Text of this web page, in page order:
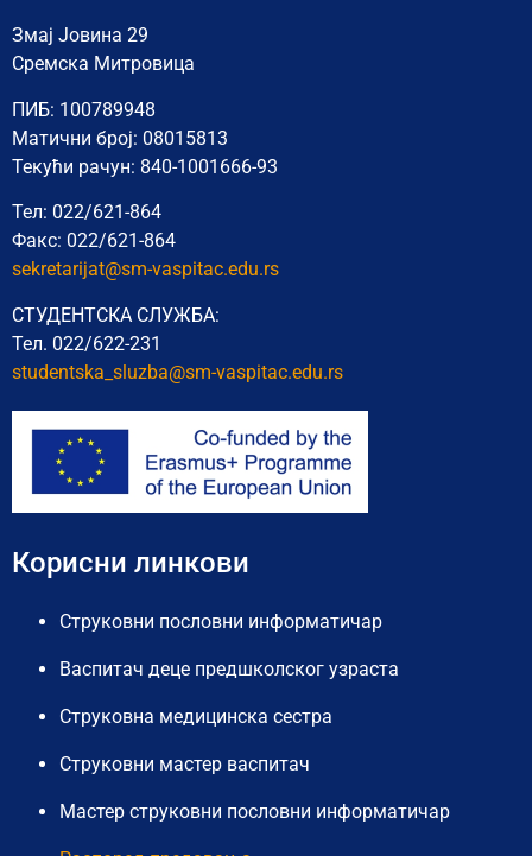
Змај Јовина 29
Сремска Митровица
ПИБ: 100789948
Матични број: 08015813
Текући рачун: 840-1001666-93
Тел: 022/621-864
Факс: 022/621-864
sekretarijat@sm-vaspitac.edu.rs
СТУДЕНТСКА СЛУЖБА:
Тел. 022/622-231
studentska_sluzba@sm-vaspitac.edu.rs
Корисни линкови
Струковни пословни информатичар
Васпитач деце предшколског узраста
Струковна медицинска сестра
Струковни мастер васпитач
Мастер струковни пословни информатичар